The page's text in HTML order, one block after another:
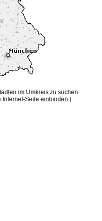
im Umkreis zu suchen.
Internet-Seite einbinden.)